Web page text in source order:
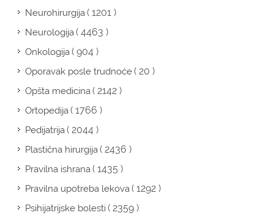
Neurohirurgija( 1201 )
Neurologija( 4463 )
Onkologija( 904 )
Oporavak posle trudnoće( 20 )
Opšta medicina( 2142 )
Ortopedija( 1766 )
Pedijatrija( 2044 )
Plastična hirurgija( 2436 )
Pravilna ishrana( 1435 )
Pravilna upotreba lekova( 1292 )
Psihijatrijske bolesti( 2359 )